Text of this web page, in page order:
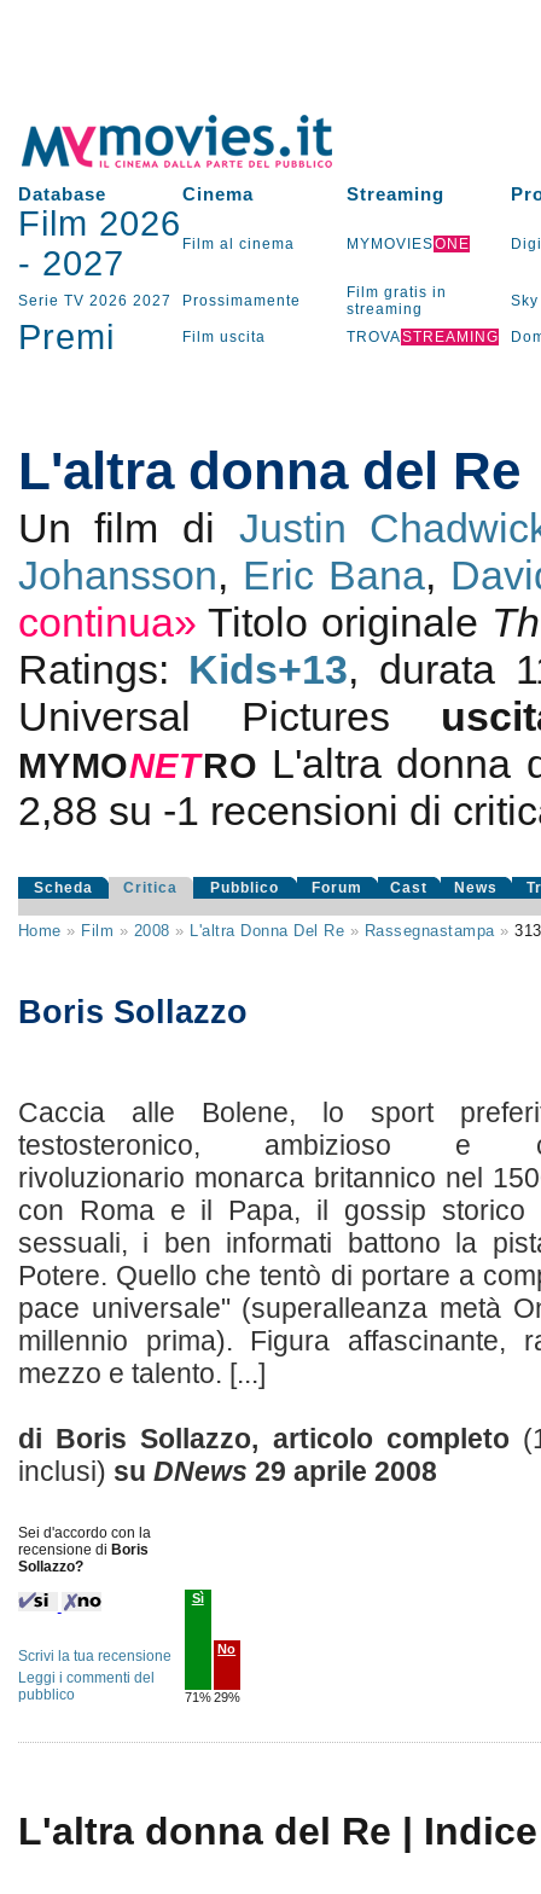
Database Cinema Streaming
Film 2026
- 2027 Film al cinema MYMOVIESONE
Serie TV 2026 2027 Prossimamente
Film gratis in
streaming
Sky
Premi Film uscita TROVASTREAMING
L'altra donna del Re
Un film di Justin
Johansson, Eric Bana,
continua» Titolo originale
Ratings: Kids+13, durata
Universal Pictures
MYMONETRO L'altra donna
2,88 su -1 recensioni di
Scheda Critica Pubblico Forum Cast News
Home » Film » 2008 » L'altra Donna Del Re » Rassegnastampa»
Boris Sollazzo
Caccia alle Bolene, lo sport
testosteronico, ambizioso e
rivoluzionario monarca britannico nel
con Roma e il Papa, il gossip storico
sessuali, i ben informati battono la
Potere. Quello che tentò di portare a
pace universale" (superalleanza metà
millennio prima). Figura affascinante,
mezzo e talento. [...]
di Boris Sollazzo, articolo completo
inclusi) su DNews 29 aprile 2008
Sei d'accordo con la
recensione di Boris
Sollazzo?
Sì
71%
No
29%
Scrivi la tua recensione
Leggi i commenti del
pubblico
L'altra donna del Re | Indice